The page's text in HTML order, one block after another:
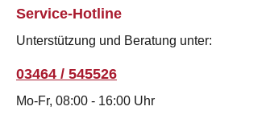
Service-Hotline
Unterstützung und Beratung unter:
03464 / 545526
Mo-Fr, 08:00 - 16:00 Uhr